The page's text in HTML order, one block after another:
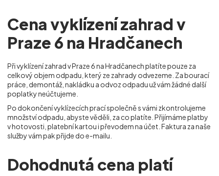
Cena vyklízení zahrad v
Praze 6 na Hradčanech
Při vyklízení zahrad v Praze 6 na Hradčanechplatíte pouze za
celkový objem odpadu, který ze zahrady odvezeme. Za bourací
práce, demontáž, nakládku a odvoz odpadu už vám žádné další
poplatky neúčtujeme.
Po dokončení vyklízecích prací společně s vámi zkontrolujeme
množství odpadu, abyste věděli, za co platíte. Přijímáme platby
v hotovosti, platební kartou i převodem na účet. Faktura za naše
služby vám pak přijde do e-mailu.
Dohodnutá cena platí